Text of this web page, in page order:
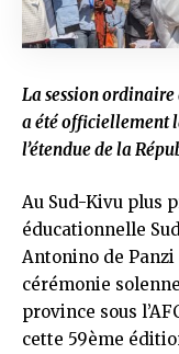
La session ordinaire
a été officiellement
l’étendue de la
Au Sud-Kivu plus
éducationnelle
Antonino de
cérémonie
province sous
cette 59ème